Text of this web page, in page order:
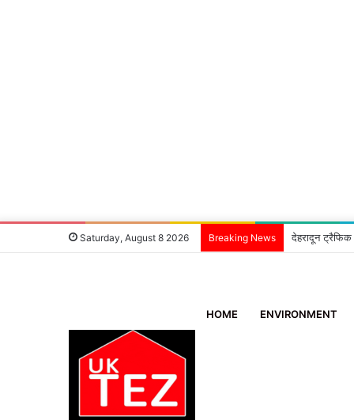
Saturday, August 8 2026 Breaking News देहरादून ट्रैफिक
HOME ENVIRONMENT